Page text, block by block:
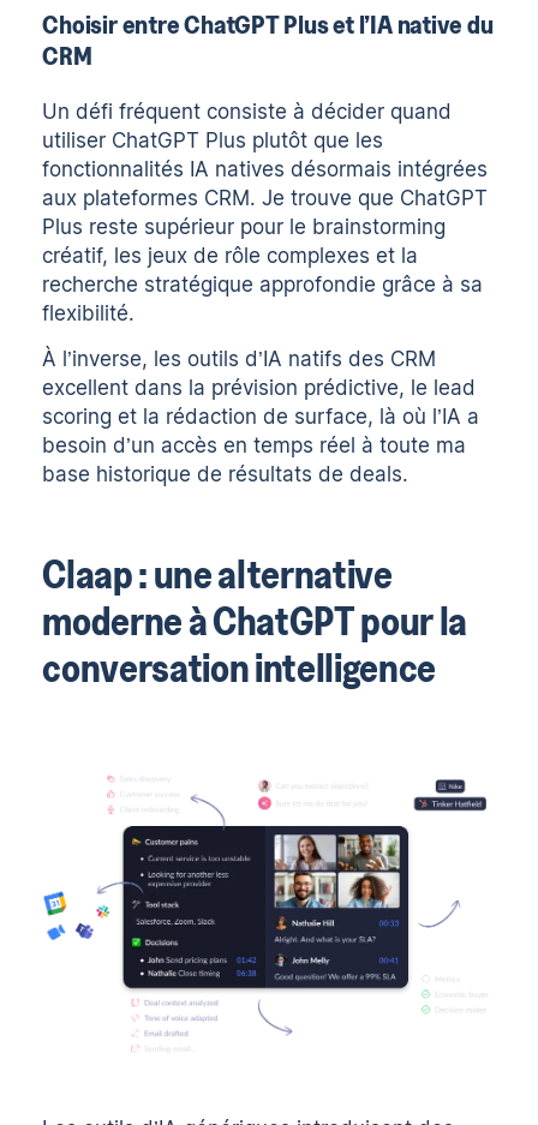
Choisir entre ChatGPT Plus et l’IA native du
CRM
Un défi fréquent consiste à décider quand
utiliser ChatGPT Plus plutôt que les
fonctionnalités IA natives désormais intégrées
aux plateformes CRM. Je trouve que ChatGPT
Plus reste supérieur pour le brainstorming
créatif, les jeux de rôle complexes et la
recherche stratégique approfondie grâce à sa
flexibilité.
À l’inverse, les outils d’IA natifs des CRM
excellent dans la prévision prédictive, le lead
scoring et la rédaction de surface, là où l’IA a
besoin d’un accès en temps réel à toute ma
base historique de résultats de deals.
Claap : une alternative
moderne à ChatGPT pour la
conversation intelligence